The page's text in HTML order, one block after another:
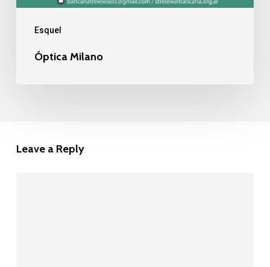
Esquel
Óptica Milano
Leave a Reply